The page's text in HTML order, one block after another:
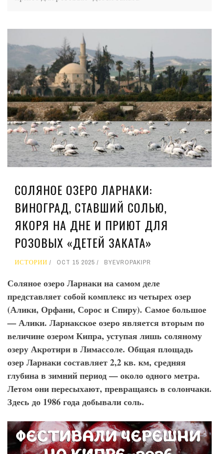
СОЛЯНОЕ ОЗЕРО ЛАРНАКИ:
ВИНОГРАД, СТАВШИЙ СОЛЬЮ,
ЯКОРЯ НА ДНЕ И ПРИЮТ ДЛЯ
РОЗОВЫХ «ДЕТЕЙ ЗАКАТА»
ИСТОРИИ OCT 15 2025 BYEVROPAKIPR
Соляное озеро Ларнаки на самом деле
представляет собой комплекс из четырех озер
(Алики, Орфани, Сорос и Спиру). Самое большое
— Алики. Ларнакское озеро является вторым по
величине озером Кипра, уступая лишь соляному
озеру Акротири в Лимассоле. Общая площадь
озер Ларнаки составляет 2,2 кв. км, средняя
глубина в зимний период — около одного метра.
Летом они пересыхают, превращаясь в солончаки.
Здесь до 1986 года добывали соль.